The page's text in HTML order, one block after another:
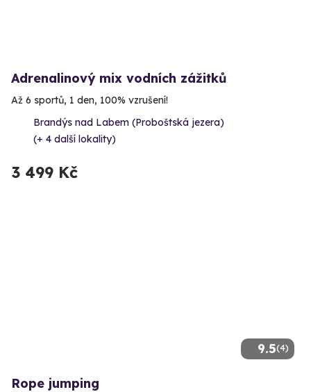
Adrenalinový mix vodních zážitků
Až 6 sportů, 1 den, 100% vzrušení!
Brandýs nad Labem (Proboštská jezera)
(+ 4 další lokality)
3 499 Kč
9.5(4)
Rope jumping